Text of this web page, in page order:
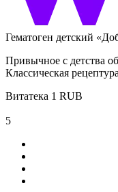
Гематоген детский
Привычное с детства
Классическая
Витатека 1 RUB
5